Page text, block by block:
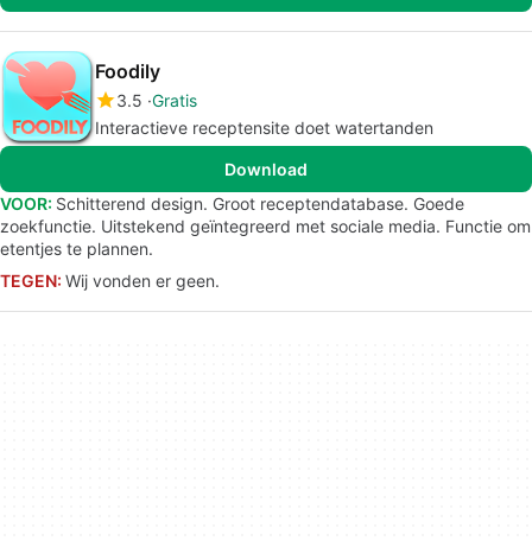
Foodily
3.5 Gratis
Interactieve receptensite doet watertanden
Download
VOOR: Schitterend design. Groot receptendatabase. Goede
zoekfunctie. Uitstekend geïntegreerd met sociale media. Functie om
etentjes te plannen.
TEGEN: Wij vonden er geen.